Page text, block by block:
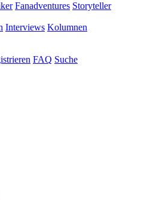
Fanadventures Storyteller
Interviews Kolumnen
FAQ Suche